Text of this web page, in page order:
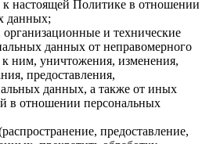
настоящей Политике в отношении
данных;
и технические
данных от неправомерного
к ним, уничтожения, изменения,
предоставления,
данных, а также от иных
в отношении персональных
предоставление,